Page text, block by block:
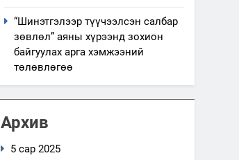
“Шинэтгэлээр түүчээлсэн салбар
зөвлөл” аяны хүрээнд зохион
байгуулах арга хэмжээний
төлөвлөгөө
Архив
5 сар 2025